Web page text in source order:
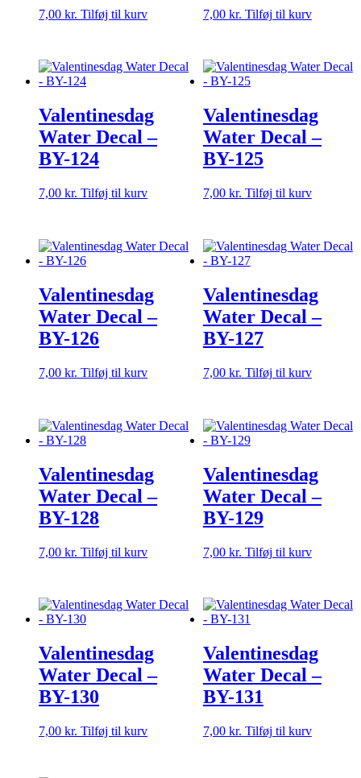
7,00 kr. Tilføj til kurv 7,00 kr. Tilføj til kurv
Valentinesdag
Water Decal –
BY-124
7,00 kr. Tilføj til kurv
Valentinesdag
Water Decal –
BY-125
7,00 kr. Tilføj til kurv
Valentinesdag
Water Decal –
BY-126
7,00 kr. Tilføj til kurv
Valentinesdag
Water Decal –
BY-127
7,00 kr. Tilføj til kurv
Valentinesdag
Water Decal –
BY-128
7,00 kr. Tilføj til kurv
Valentinesdag
Water Decal –
BY-129
7,00 kr. Tilføj til kurv
Valentinesdag
Water Decal –
BY-130
7,00 kr. Tilføj til kurv
Valentinesdag
Water Decal –
BY-131
7,00 kr. Tilføj til kurv